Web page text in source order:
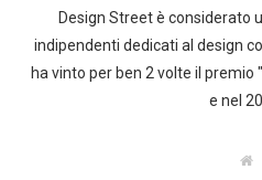
Design Street è considerato
indipendenti dedicati al design
ha vinto per ben 2 volte il premio
e nel
W